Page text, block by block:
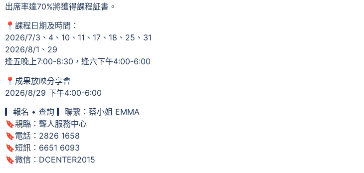
出席率達70%將獲得課程証書。
📍課程日期及時間：
2026/7/3、4、10、11、17、18、25、31
2026/8/1、29
逢五晚上7:00-8:30，逢六下午4:00-6:00
📍成果放映分享會
2026/8/29 下午4:00-6:00
▎報名 • 查詢 ▎聯繫：蔡小姐 EMMA
🔖親臨：聾人服務中心
🔖電話：2826 1658
🔖短訊：6651 6093
🔖微信：DCENTER2015